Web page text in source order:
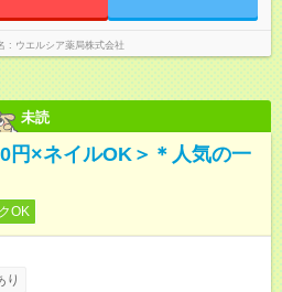
ウエルシア薬局株式会社
未読
円×ネイルOK＞＊人気の一
OK
り